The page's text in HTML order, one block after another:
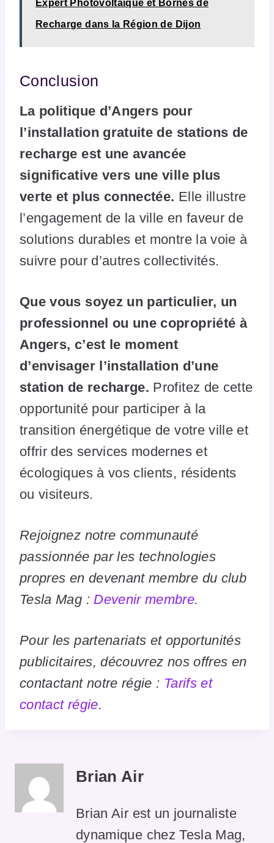
Expert Photovoltaïque et Bornes de
Recharge dans la Région de Dijon
Conclusion
La politique d’Angers pour
l’installation gratuite de stations de
recharge est une avancée
significative vers une ville plus
verte et plus connectée. Elle illustre
l’engagement de la ville en faveur de
solutions durables et montre la voie à
suivre pour d’autres collectivités.
Que vous soyez un particulier, un
professionnel ou une copropriété à
Angers, c’est le moment
d’envisager l’installation d’une
station de recharge. Profitez de cette
opportunité pour participer à la
transition énergétique de votre ville et
offrir des services modernes et
écologiques à vos clients, résidents
ou visiteurs.
Rejoignez notre communauté
passionnée par les technologies
propres en devenant membre du club
Tesla Mag : Devenir membre.
Pour les partenariats et opportunités
publicitaires, découvrez nos offres en
contactant notre régie : Tarifs et
contact régie.
Brian Air
Brian Air est un journaliste
dynamique chez Tesla Mag,